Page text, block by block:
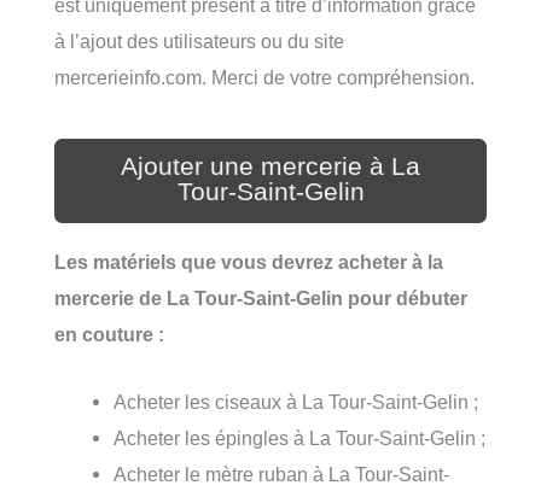
est uniquement présent à titre d’information grâce
à l’ajout des utilisateurs ou du site
mercerieinfo.com. Merci de votre compréhension.
Ajouter une mercerie à La
Tour-Saint-Gelin
Les matériels que vous devrez acheter à la
mercerie de La Tour-Saint-Gelin pour débuter
en couture :
Acheter les ciseaux à La Tour-Saint-Gelin ;
Acheter les épingles à La Tour-Saint-Gelin ;
Acheter le mètre ruban à La Tour-Saint-